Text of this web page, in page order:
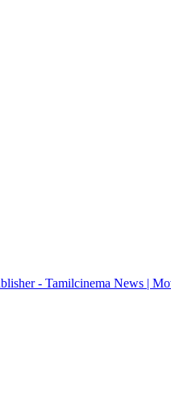
- Tamilcinema News |